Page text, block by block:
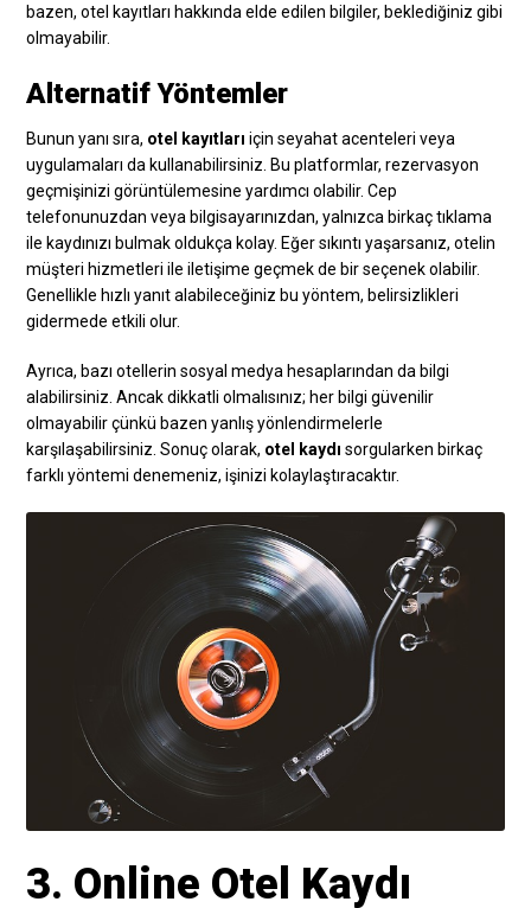
bazen, otel kayıtları hakkında elde edilen bilgiler, beklediğiniz gibi
olmayabilir.
Alternatif Yöntemler
Bunun yanı sıra, otel kayıtları için seyahat acenteleri veya
uygulamaları da kullanabilirsiniz. Bu platformlar, rezervasyon
geçmişinizi görüntülemesine yardımcı olabilir. Cep
telefonunuzdan veya bilgisayarınızdan, yalnızca birkaç tıklama
ile kaydınızı bulmak oldukça kolay. Eğer sıkıntı yaşarsanız, otelin
müşteri hizmetleri ile iletişime geçmek de bir seçenek olabilir.
Genellikle hızlı yanıt alabileceğiniz bu yöntem, belirsizlikleri
gidermede etkili olur.
Ayrıca, bazı otellerin sosyal medya hesaplarından da bilgi
alabilirsiniz. Ancak dikkatli olmalısınız; her bilgi güvenilir
olmayabilir çünkü bazen yanlış yönlendirmelerle
karşılaşabilirsiniz. Sonuç olarak, otel kaydı sorgularken birkaç
farklı yöntemi denemeniz, işinizi kolaylaştıracaktır.
3. Online Otel Kaydı